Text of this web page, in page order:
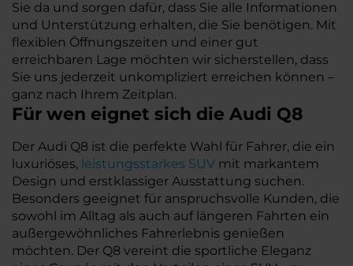
Sie da und sorgen dafür, dass Sie alle Informationen
und Unterstützung erhalten, die Sie benötigen. Mit
flexiblen Öffnungszeiten und einer gut
erreichbaren Lage möchten wir sicherstellen, dass
Sie uns jederzeit unkompliziert erreichen können –
ganz nach Ihrem Zeitplan.
Für wen eignet sich die Audi Q8
Der Audi Q8 ist die perfekte Wahl für Fahrer, die ein
luxuriöses, leistungsstarkes SUV mit markantem
Design und erstklassiger Ausstattung suchen.
Besonders geeignet für anspruchsvolle Kunden, die
sowohl im Alltag als auch auf längeren Fahrten ein
außergewöhnliches Fahrerlebnis genießen
möchten. Der Q8 vereint die sportliche Eleganz